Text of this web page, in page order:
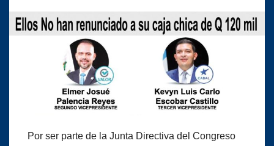
Por ser parte de la Junta Directiva del Congreso